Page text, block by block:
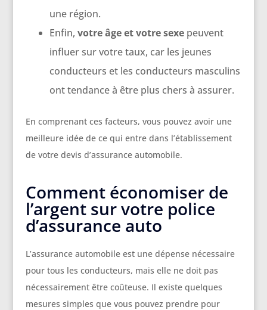
une région.
Enfin, votre âge et votre sexepeuvent
influer sur votre taux, car les jeunes
conducteurs et les conducteurs masculins
ont tendance à être plus chers à assurer.
En comprenant ces facteurs, vous pouvez avoir une
meilleure idée de ce qui entre dans l’établissement
de votre devis d’assurance automobile.
Comment économiser de
l’argent sur votre police
d’assurance auto
L’assurance automobile est une dépense nécessaire
pour tous les conducteurs, mais elle ne doit pas
nécessairement être coûteuse. Il existe quelques
mesures simples que vous pouvez prendre pour